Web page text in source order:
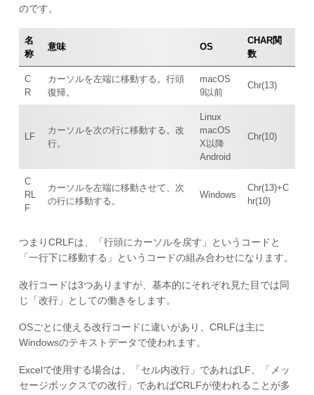
のです。
名
称
意味 OS
CHAR関
数
C
R
カーソルを左端に移動する。行頭
復帰。
macOS
9以前
Chr(13)
LF
カーソルを次の行に移動する。改
行。
Linux
macOS
X以降
Android
Chr(10)
C
RL
F
カーソルを左端に移動させて、次
の行に移動する。
Windows
Chr(13)+C
hr(10)
つまりCRLFは、「行頭にカーソルを戻す」というコードと
「一行下に移動する」というコードの組み合わせになります。
改行コードは3つありますが、基本的にそれぞれ見た目では同
じ「改行」としての働きをします。
OSごとに使える改行コードに違いがあり、CRLFは主に
Windowsのテキストデータで使われます。
Excelで使用する場合は、「セル内改行」であればLF、「メッ
セージボックスでの改行」であればCRLFが使われることが多